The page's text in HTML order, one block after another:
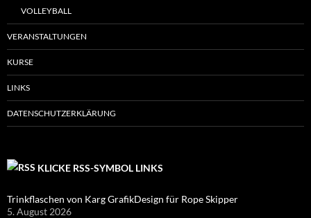
VOLLEYBALL
VERANSTALTUNGEN
KURSE
LINKS
DATENSCHUTZERKLÄRUNG
KLICKE RSS-SYMBOL LINKS
Trinkflaschen von Karg GrafikDesign für Rope Skipper
5. August 2026